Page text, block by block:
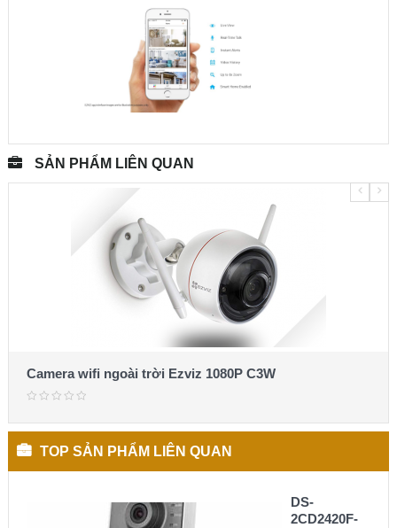
SẢN PHẨM LIÊN QUAN
Camera wifi ngoài trời Ezviz 1080P C3W
TOP SẢN PHẨM LIÊN QUAN
DS-
2CD2420F-